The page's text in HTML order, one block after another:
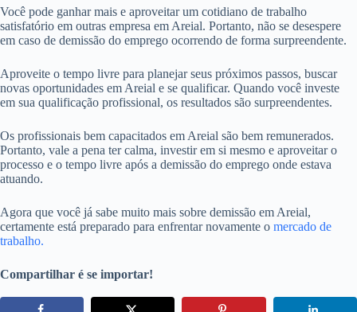
Você pode ganhar mais e aproveitar um cotidiano de trabalho
satisfatório em outras empresa em Areial. Portanto, não se desespere
em caso de demissão do emprego ocorrendo de forma surpreendente.
Aproveite o tempo livre para planejar seus próximos passos, buscar
novas oportunidades em Areial e se qualificar. Quando você investe
em sua qualificação profissional, os resultados são surpreendentes.
Os profissionais bem capacitados em Areial são bem remunerados.
Portanto, vale a pena ter calma, investir em si mesmo e aproveitar o
processo e o tempo livre após a demissão do emprego onde estava
atuando.
Agora que você já sabe muito mais sobre demissão em Areial,
certamente está preparado para enfrentar novamente o mercado de
trabalho.
Compartilhar é se importar!